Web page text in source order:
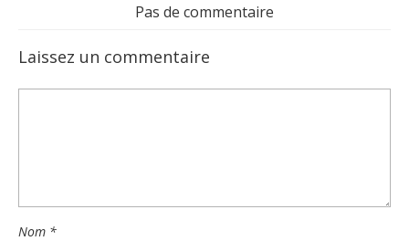
Pas de commentaire
Laissez un commentaire
Nom *